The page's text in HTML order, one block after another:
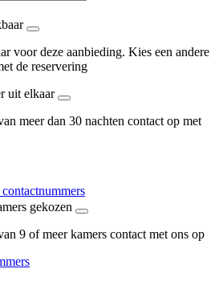
voor deze aanbieding. Kies een andere
de reservering
uit elkaar
meer dan 30 nachten contact op met
gekozen
9 of meer kamers contact met ons op